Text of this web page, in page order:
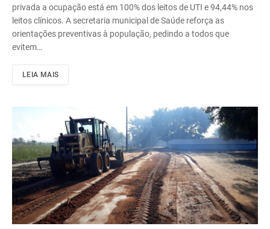
privada a ocupação está em 100% dos leitos de UTI e 94,44% nos
leitos clínicos. A secretaria municipal de Saúde reforça as
orientações preventivas à população, pedindo a todos que
evitem…
LEIA MAIS